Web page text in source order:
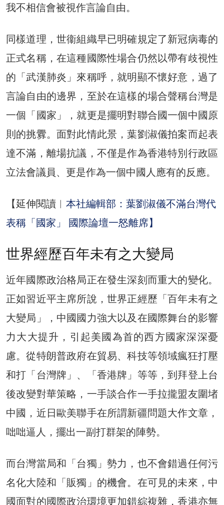
我不相信會被視作言論自由。
同樣道理，世衞組織早已明確規定了新冠病毒的
正式名稱，在這種國際性場合仍然以帶有歧視性
的「武漢肺炎」來稱呼，就明顯不懷好意，過了
言論自由的邊界，至於在這樣的場合聲稱台灣是
一個「國家」，就更是擺明對聯合國一個中國原
則的挑釁。面對此情此景，葉劉淑儀拍案而起表
達不滿，離場抗議，不僅是作為香港特別行政區
立法會議員、更是作為一個中國人應有的反應。
【延伸閱讀︱ 本社編輯部：葉劉淑儀不滿台灣代
表稱「國家」 國際論壇一怒離席】
世界經歷百年未有之大變局
近年國際政治格局正在發生深刻而重大的變化。
正如習近平主席所說，世界正經歷「百年未有之
大變局」，中國國力強大以及在國際舞台的影響
力大大提升，引起美國為首的西方國家深深憂
慮。從特朗普政府在貿易、科技等領域瘋狂打壓
和打「台灣牌」、「香港牌」等等，到拜登上台
後改變對華策略，一手談合作一手拉攏盟友圍堵
中國，近日歐美聯手在所謂新疆問題大作文章，
咄咄逼人，擺出一副打群架的陣勢。
而台灣當局和「台獨」勢力，也不會錯過任何污
名化大陸和「販獨」的機會。在可見的未來，中
國面對的國際政治環境更加錯綜複雜，香港亦無